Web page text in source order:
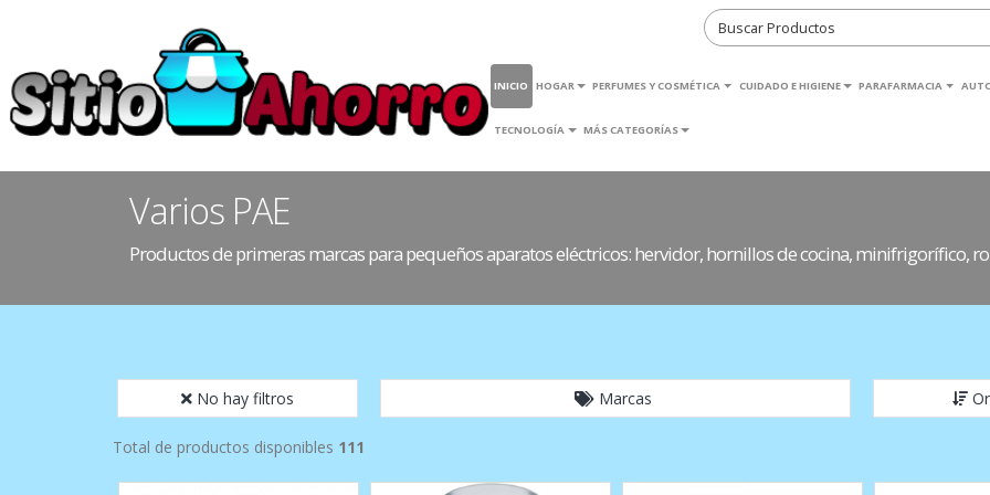
INICIO HOGAR PERFUMES Y COSMÉTICA CUIDADO E HIGIENE PARAFARMACIA
TECNOLOGÍA MÁS CATEGORÍAS
Varios PAE
Productos de primeras marcas para pequeños aparatos eléctricos: hervidor, hornillos de cocina, minifrigorífico,
No hay filtros Marcas
Total de productos disponibles 111